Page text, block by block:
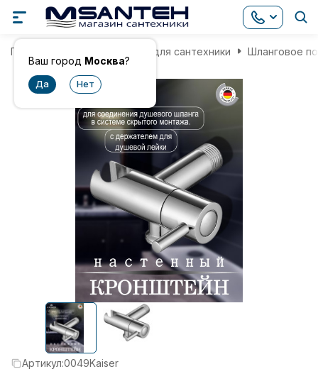
Ваш город Москва?
Главная Комплектующие для сантехники Шланговое
Артикул:0049Kaiser